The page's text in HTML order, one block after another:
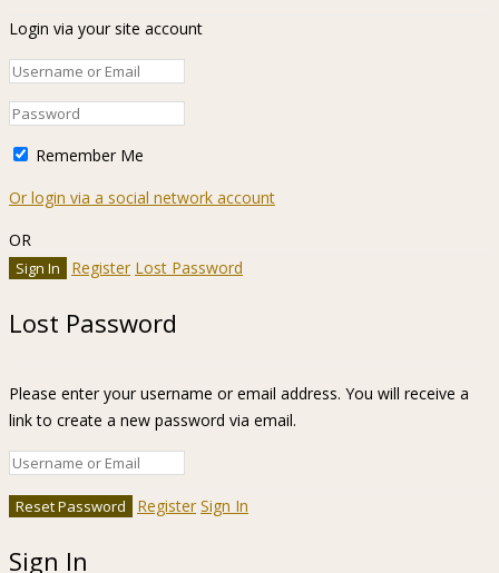
Login via your site account
Remember Me
Or login via a social network account
OR
Register Lost Password
Lost Password
Please enter your username or email address. You will receive a
link to create a new password via email.
Register Sign In
Sign In